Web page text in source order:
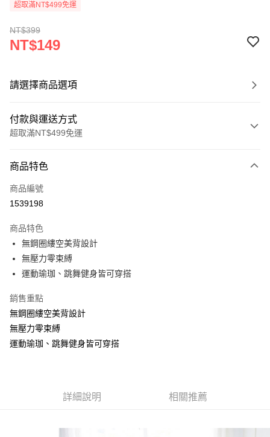
超取滿NT$499免運
NT$399
NT$149
請選擇商品選項
付款與運送方式
超取滿NT$499免運
信用卡一次付款
超商取貨付款
Apple Pay
街口支付
全盈+PAY
AFTEE先享後付
相關說明
１．簡單：不需註冊會員、不需綁卡、不需儲值。
２．便利：只要手機號碼，簡訊認證，即可結帳。
商品特色
商品編號
1539198
商品特色
無鋼圈縷空美背設計
無壓力零束縛
運動瑜珈、跳舞健身皆可穿搭
銷售重點
無鋼圈縷空美背設計
無壓力零束縛
運動瑜珈、跳舞健身皆可穿搭
詳細說明 相關推薦